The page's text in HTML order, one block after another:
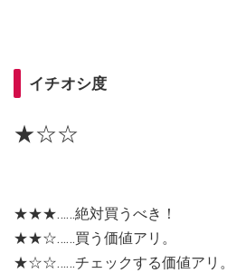
イチオシ度
★☆☆
★★★……絶対買うべき！
★★☆……買う価値アリ。
★☆☆……チェックする価値アリ。